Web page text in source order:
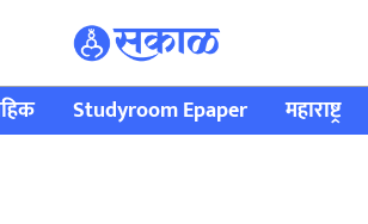
Studyroom Epaper महाराष्ट्र